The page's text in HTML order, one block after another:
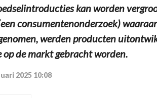
kan worden
consumentenonderzoek)
werden producten
op de markt gebracht worden.
2025 10:08